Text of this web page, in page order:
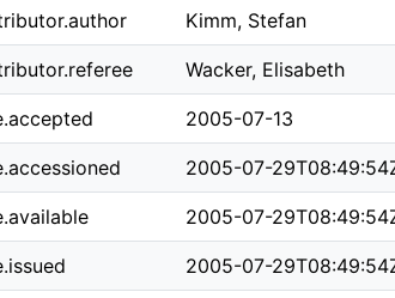
Kimm, Stefan
Wacker, Elisabeth
2005-07-13
2005-07-
2005-07-
2005-07-